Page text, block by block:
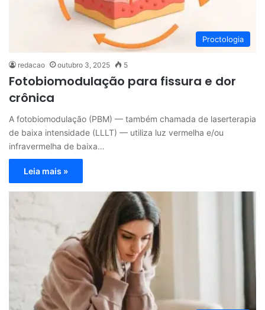
Proctologia
redacao outubro 3, 2025 5
Fotobiomodulação para fissura e dor
crônica
A fotobiomodulação (PBM) — também chamada de laserterapia
de baixa intensidade (LLLT) — utiliza luz vermelha e/ou
infravermelha de baixa…
Leia mais »